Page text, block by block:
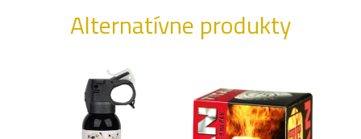
Alternatívne produkty